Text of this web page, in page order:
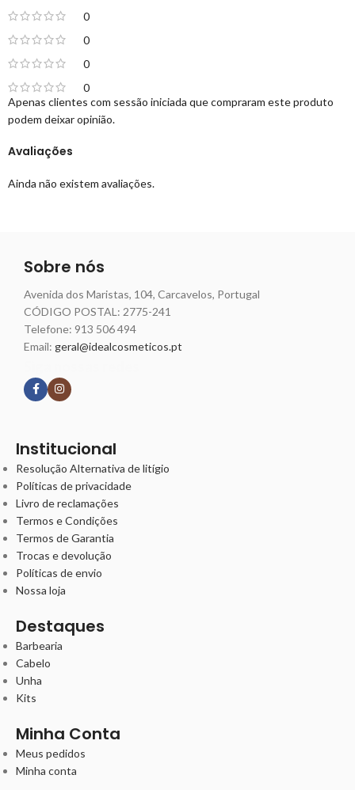
0
0
0
0
Avaliações
Ainda não existem avaliações.
Apenas clientes com sessão iniciada que compraram este produto
podem deixar opinião.
Sobre nós
Avenida dos Maristas, 104, Carcavelos, Portugal
CÓDIGO POSTAL: 2775-241
Telefone: 913 506 494
Email: geral@idealcosmeticos.pt
Institucional
Resolução Alternativa de litígio
Políticas de privacidade
Livro de reclamações
Termos e Condições
Termos de Garantia
Trocas e devolução
Políticas de envio
Nossa loja
Destaques
Barbearia
Cabelo
Unha
Kits
Minha Conta
Meus pedidos
Minha conta